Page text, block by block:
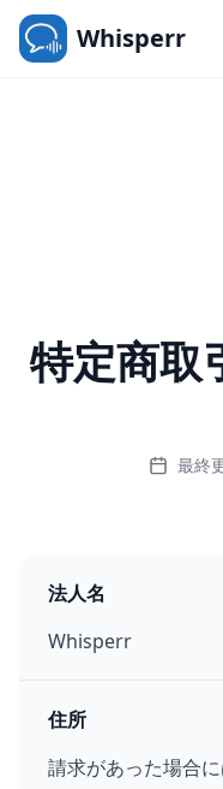
Whisperr
特定商取
最終
法人名
Whisperr
住所
請求があった場合